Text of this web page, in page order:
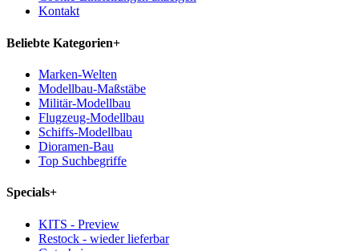
Kontakt
Beliebte Kategorien+
Marken-Welten
Modellbau-Maßstäbe
Militär-Modellbau
Flugzeug-Modellbau
Schiffs-Modellbau
Dioramen-Bau
Top Suchbegriffe
Specials+
KITS - Preview
Restock - wieder lieferbar